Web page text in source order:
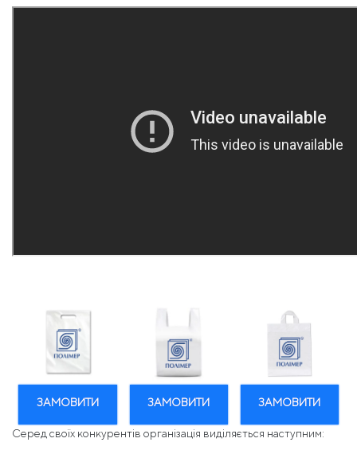
ЗАМОВИТИ ЗАМОВИТИ ЗАМОВИТИ
Серед своїх конкурентів організація виділяється наступним: